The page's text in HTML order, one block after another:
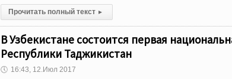
Прочитать полный текст ▸
В Узбекистане состоится первая
Республики Таджикистан
🕔 16:43, 12.Июл 2017